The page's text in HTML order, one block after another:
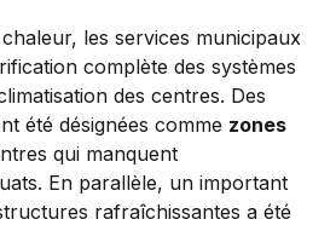
les services municipaux
complète des systèmes
des centres. Des
été désignées comme zones
qui manquent
En parallèle, un important
rafraîchissantes a été